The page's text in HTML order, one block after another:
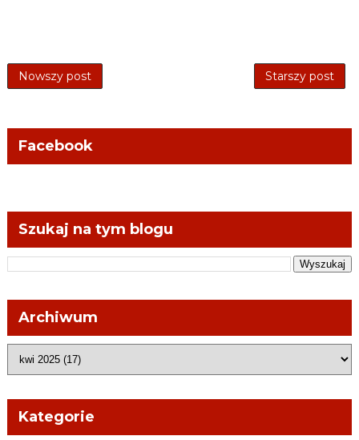
Nowszy post Starszy post
Facebook
Szukaj na tym blogu
Archiwum
Kategorie